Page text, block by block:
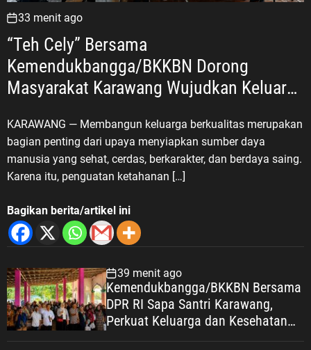
33 menit ago
“Teh Cely” Bersama
Kemendukbangga/BKKBN Dorong
Masyarakat Karawang Wujudkan Keluarga
KARAWANG — Membangun keluarga berkualitas merupakan
bagian penting dari upaya menyiapkan sumber daya
manusia yang sehat, cerdas, berkarakter, dan berdaya saing.
Karena itu, penguatan ketahanan […]
Bagikan berita/artikel ini
39 menit ago
Kemendukbangga/BKKBN Bersama
DPR RI Sapa Santri Karawang,
Perkuat Keluarga dan Kesehatan